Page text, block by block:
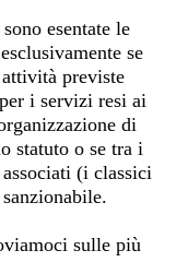
esentate le
se
previste
i servizi resi ai
di
statuto o se tra i
(i classici
sulle più